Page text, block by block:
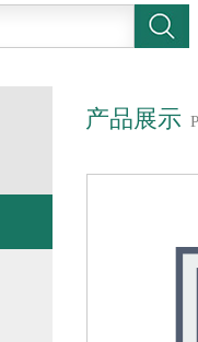
产品展示